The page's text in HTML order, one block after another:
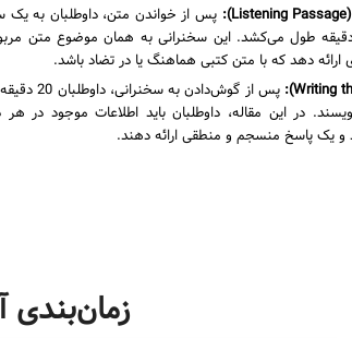
Listening Passage
): پس از خواندن متن، داوطلبان به
معمولاً بین 2 تا 3 دقیقه طول می‌کشد. این سخنرانی به همان موضوع
ارائه دهد که با متن کتبی هماهنگ یا در تضاد باشد.
Writing
):
پس از
بنویسند. در این مقاله، داوطلبان باید اطلاعات موجود
و یک پاسخ منسجم و منطقی ارائه دهند.
زمان‌بندی